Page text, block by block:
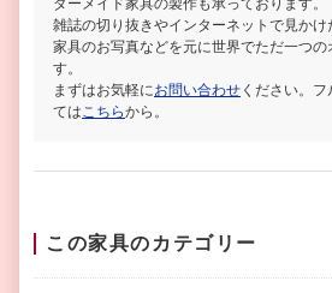
ダーメイド家具の製作も承っております。
雑誌の切り抜きやインターネットで見か
家具のお写真などを元に世界でただ一つの
す。
まずはお気軽にお問い合わせ ください。
てはこちらから。
この家具のカテゴリー